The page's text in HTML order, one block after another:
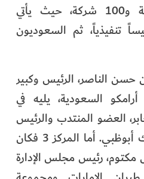
وفي القائمة 21 جنسية و100 شركة، حيث يأتي
ثانياً بـ15 رئيساً تنفيذياً، ثم السعوديون
الناصر، الرئيس وكبير
أرامكو السعودية، يليه في
العضو المنتدب والرئيس
التنفيذي لمجموعة أدنوك أبوظبي. أما المركز 3 فكان
رئيس مجلس الإدارة